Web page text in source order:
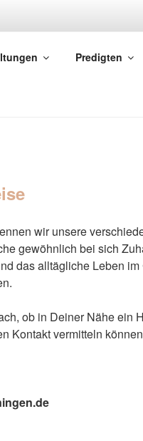
Predigten
wir unsere
gewöhnlich bei sich
das alltägliche Leben
ob in Deiner Nähe ein
Kontakt vermitteln